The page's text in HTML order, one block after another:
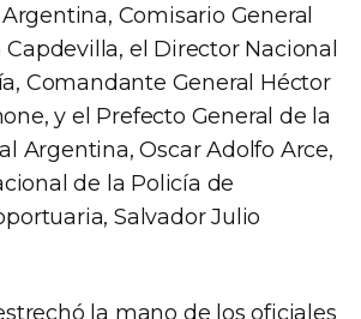
Comisario General
el Director Nacional
Comandante General Héctor
y el Prefecto General de la
Argentina, Oscar Adolfo Arce,
de la Policía de
Salvador Julio
la mano de los oficiales